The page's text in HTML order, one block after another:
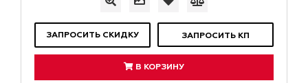
ЗАПРОСИТЬ СКИДКУ ЗАПРОСИТЬ КП
В КОРЗИНУ